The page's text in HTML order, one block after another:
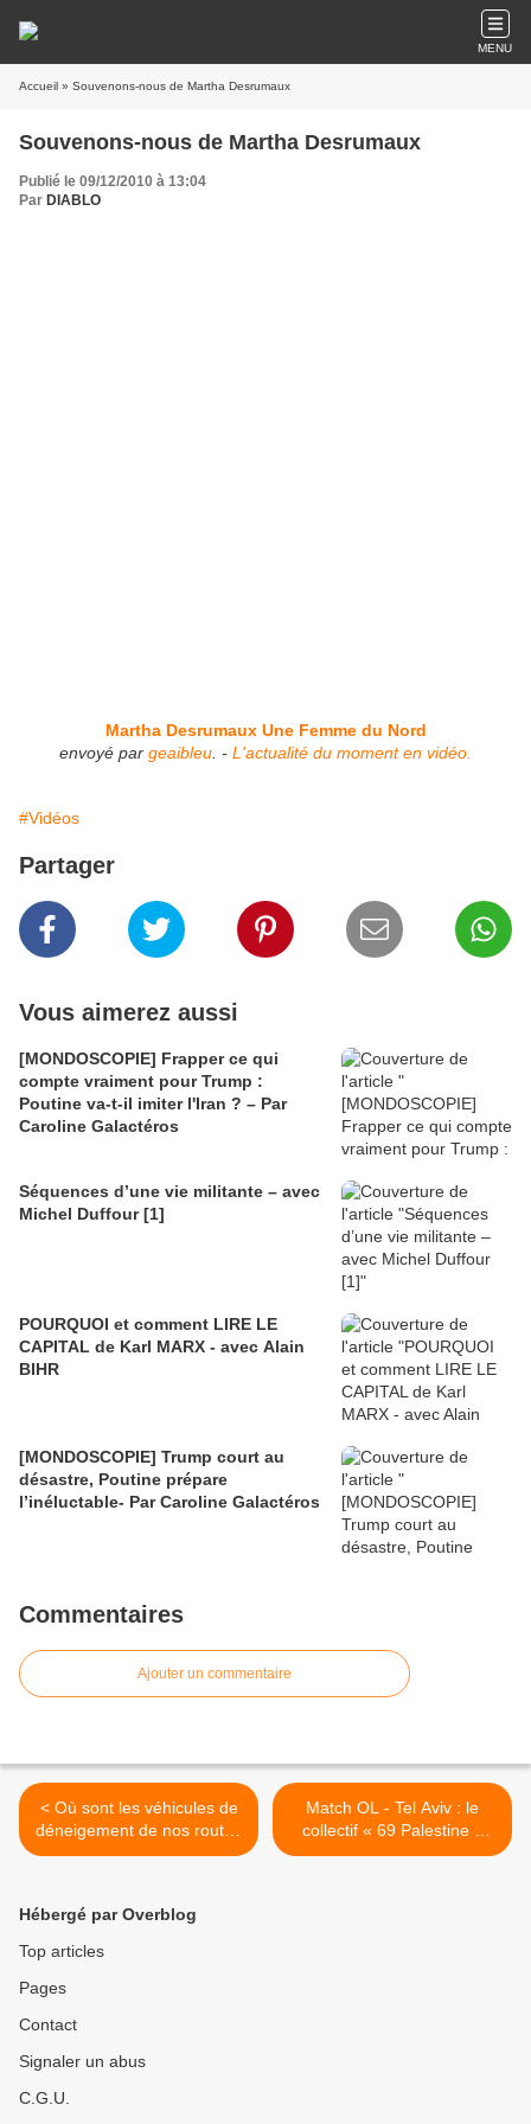
MENU
Accueil » Souvenons-nous de Martha Desrumaux
Souvenons-nous de Martha Desrumaux
Publié le 09/12/2010 à 13:04
Par DIABLO
Martha Desrumaux Une Femme du Nord
envoyé par geaibleu . - L'actualité du moment en vidéo.
#Vidéos
Partager
Vous aimerez aussi
[MONDOSCOPIE] Frapper ce qui
compte vraiment pour Trump :
Poutine va-t-il imiter l'Iran ? – Par
Caroline Galactéros
Séquences d’une vie militante – avec
Michel Duffour [1]
POURQUOI et comment LIRE LE
CAPITAL de Karl MARX - avec Alain
BIHR
[MONDOSCOPIE] Trump court au
désastre, Poutine prépare
l’inéluctable- Par Caroline Galactéros
Commentaires
Ajouter un commentaire
< Où sont les véhicules de
déneigement de nos routes
nationales de France ?
Match OL - Tel Aviv : le
collectif « 69 Palestine »
s’élève avec force contre
Hébergé par Overblog
Top articles
Pages
Contact
Signaler un abus
C.G.U.